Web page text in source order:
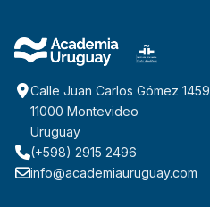
Calle Juan Carlos Gómez 1459
11000 Montevideo
Uruguay
(+598) 2915 2496
info@academiauruguay.com